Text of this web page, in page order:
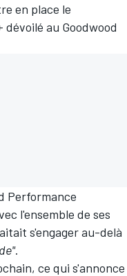
en place le
au Goodwood
Performance
l'ensemble de ses
s'engager au-delà
.
ce qui s'annonce